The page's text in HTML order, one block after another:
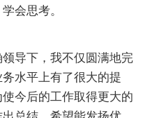
会思考。
导下，我不仅圆满地完
水平上有了很大的提
今后的工作取得更大的